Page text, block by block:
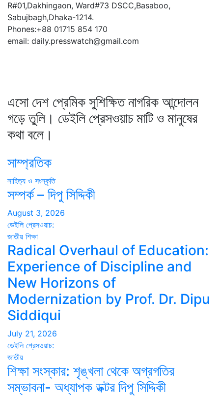
R#01,Dakhingaon, Ward#73 DSCC,Basaboo,
Sabujbagh,Dhaka-1214.
Phones:+88 01715 854 170
email: daily.presswatch@gmail.com
এসো দেশ প্রেমিক সুশিক্ষিত নাগরিক আন্দোলন
গড়ে তুলি। ডেইলি প্রেসওয়াচ মাটি ও মানুষের
কথা বলে।
সাম্প্রতিক
সাহিত্য ও সংস্কৃতি
সম্পর্ক – দিপু সিদ্দিকী
August 3, 2026
ডেইলি প্রেসওয়াচ:
জাতীয় শিক্ষা
Radical Overhaul of Education:
Experience of Discipline and
New Horizons of
Modernization by Prof. Dr. Dipu
Siddiqui
July 21, 2026
ডেইলি প্রেসওয়াচ:
জাতীয়
শিক্ষা সংস্কার: শৃঙ্খলা থেকে অগ্রগতির
সম্ভাবনা- অধ্যাপক ডক্টর দিপু সিদ্দিকী